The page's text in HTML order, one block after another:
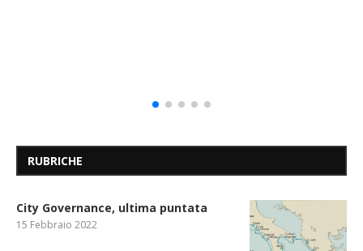
RUBRICHE
City Governance, ultima puntata
15 Febbraio 2022